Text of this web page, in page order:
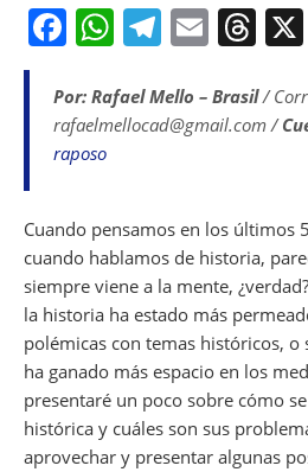
F
c
e
b
o
o
k
W
at
s
p
p
T
e
gr
m
E
ai
l
T
re
a
s
Por: Rafael Mello – Brasil/
rafaelmellocad@gmail.com /
raposo
Cuando pensamos en los últimos
cuando hablamos de historia,
siempre viene a la mente,
la historia ha estado más
polémicas con temas históricos,
ha ganado más espacio en los
presentaré un poco sobre cómo
histórica y cuáles son sus
aprovechar y presentar algunas